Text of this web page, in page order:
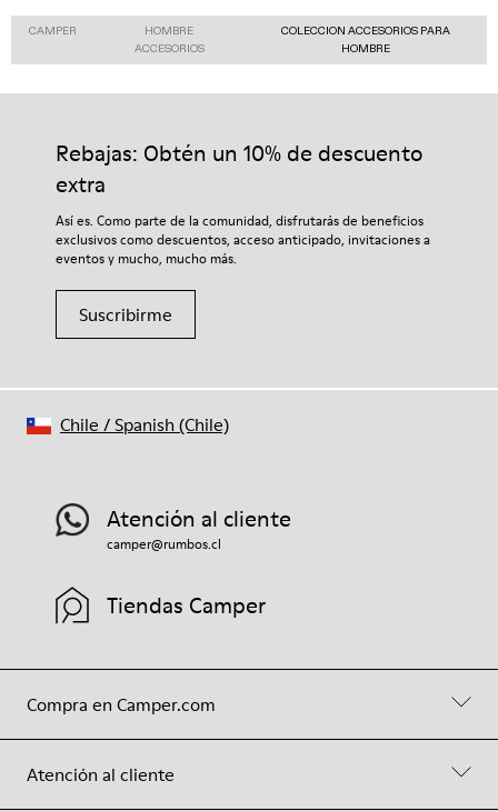
CAMPER
HOMBRE
ACCESORIOS
COLECCION ACCESORIOS PARA
HOMBRE
Rebajas: Obtén un 10% de descuento
extra
Así es. Como parte de la comunidad, disfrutarás de beneficios
exclusivos como descuentos, acceso anticipado, invitaciones a
eventos y mucho, mucho más.
Suscribirme
Compra en Camper.com
Atención al cliente
Atención al cliente
camper@rumbos.cl
Tiendas Camper
Chile /Spanish (Chile)